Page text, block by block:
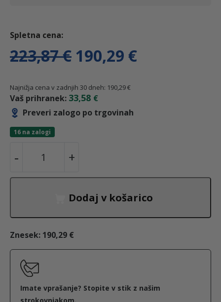
223,87€ I
z
v
n
a
c
190,29 €T
t
n
a
Najnižja cena v zadnjih 30 dneh: 190,29€
Vaš prihranek: 33,58 €
Preveri zalogo po trgovinah
16 na zalogi
-
e
r
i
+
Dodaj v košarico
Znesek: 190,29 €
Imate vprašanje? Stopite v stik z našim